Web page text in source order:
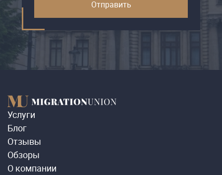
Услуги
Блог
Отзывы
Обзоры
О компании